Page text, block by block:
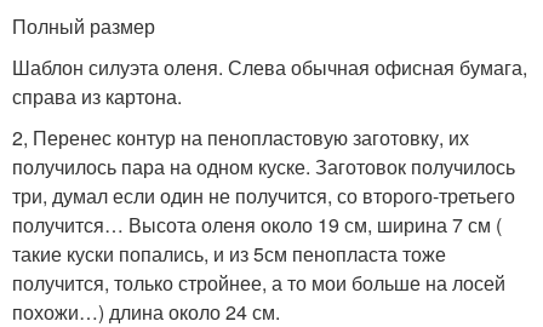
Полный размер
Шаблон силуэта оленя. Слева обычная офисная бумага,
справа из картона.
2, Перенес контур на пенопластовую заготовку, их
получилось пара на одном куске. Заготовок получилось
три, думал если один не получится, со второго-третьего
получится… Высота оленя около 19 см, ширина 7 см (
такие куски попались, и из 5см пенопласта тоже
получится, только стройнее, а то мои больше на лосей
похожи…) длина около 24 см.